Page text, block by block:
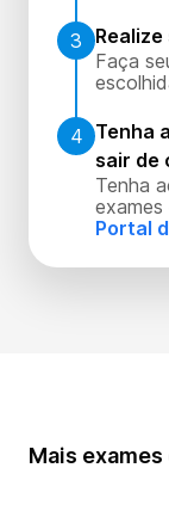
3
Faça
4 Tenha
sair de
Tenha
exames
Portal
Mais exames